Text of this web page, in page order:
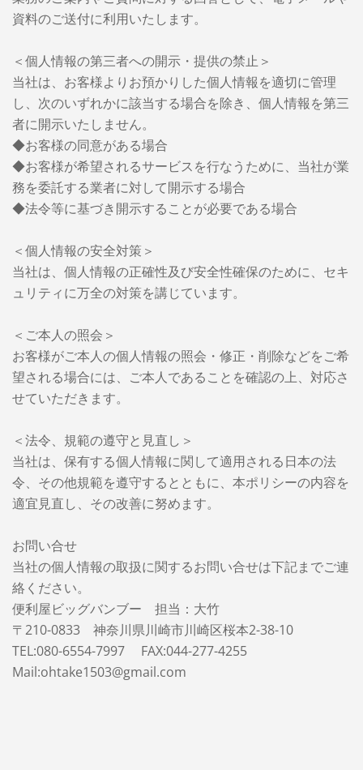
資料のご送付に利用いたします。
＜個人情報の第三者への開示・提供の禁止＞
当社は、お客様よりお預かりした個人情報を適切に管理
し、次のいずれかに該当する場合を除き、個人情報を第三
者に開示いたしません。
◆お客様の同意がある場合
◆お客様が希望されるサービスを行なうために、当社が業
務を委託する業者に対して開示する場合
◆法令等に基づき開示することが必要である場合
＜個人情報の安全対策＞
当社は、個人情報の正確性及び安全性確保のために、セキ
ュリティに万全の対策を講じています。
＜ご本人の照会＞
お客様がご本人の個人情報の照会・修正・削除などをご希
望される場合には、ご本人であることを確認の上、対応さ
せていただきます。
＜法令、規範の遵守と見直し＞
当社は、保有する個人情報に関して適用される日本の法
令、その他規範を遵守するとともに、本ポリシーの内容を
適宜見直し、その改善に努めます。
お問い合せ
当社の個人情報の取扱に関するお問い合せは下記までご連
絡ください。
便利屋ビッグバンブー 担当：大竹
〒210-0833 神奈川県川崎市川崎区桜本2-38-10
TEL:080-6554-7997 FAX:044-277-4255
Mail:ohtake1503@gmail.com